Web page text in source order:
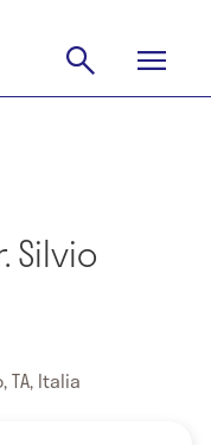
Silvio
TA, Italia